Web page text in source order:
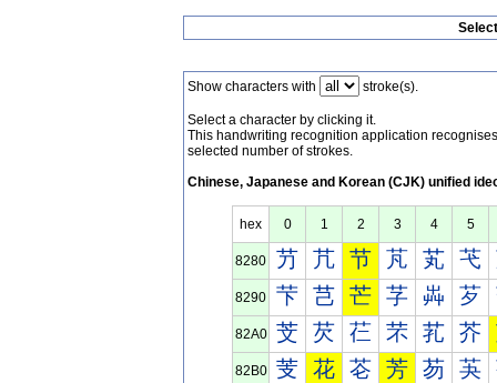
Show characters with stroke(s).
Select a character by clicking it.
This handwriting recognition application
selected number of strokes.
Chinese, Japanese and Korean (CJK) unified
hex 0 1 2 3 4 5
8280 芀 芁 节 芃 芄 芅
8290 芐 芑 芒 芓 芔 芕
82A0 芠 芡 芢 芣 芤 芥
82B0 芰 花 芲 芳 芴 芵